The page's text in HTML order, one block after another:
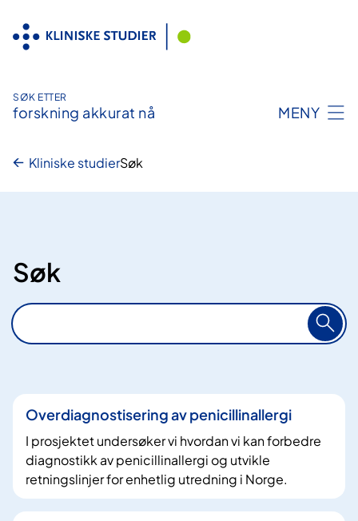
innhold
SØK ETTER
forskning akkurat nå MENY
Kliniske studierSøk
Søk
S
ø
Overdiagnostisering av penicillinallergi
I prosjektet undersøker vi hvordan vi kan forbedre
diagnostikk av penicillinallergi og utvikle
retningslinjer for enhetlig utredning i Norge.